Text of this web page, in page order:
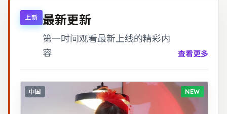
上新 最新更新
第一时间观看最新上线的精彩内
容
查看更多
中国 NEW